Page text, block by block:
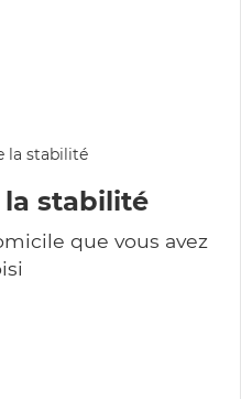
la stabilité
que vous avez